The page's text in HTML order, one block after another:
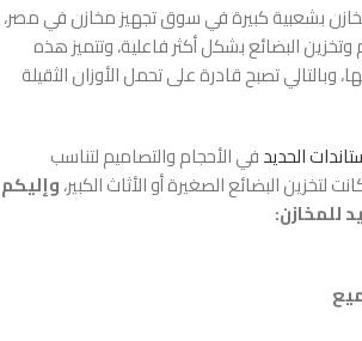
بشعبية كبيرة في سوق تجهيز مخازن في مصر،
وتخزين البضائع بشكل أكثر فاعلية، وتتميز هذه
وبالتالي تصبح قادرة على تحمل الأوزان الثقيلة
الحديدفي الأحجام والتصاميم لتناسب
لتخزين البضائع الصغيرة أو الأثاث الكبير،وإليكم
للمخازن: